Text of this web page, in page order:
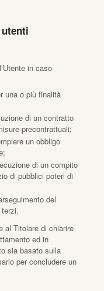
in caso
una o più finalità
di un contratto
precontrattuali;
un obbligo
di un compito
di pubblici poteri di
del
al Titolare di chiarire
ed in
sia basato sulla
per concludere un